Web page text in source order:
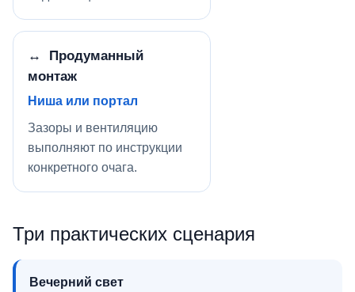
↔ Продуманный
монтаж
Ниша или портал
Зазоры и вентиляцию
выполняют по инструкции
конкретного очага.
Три практических сценария
Вечерний свет